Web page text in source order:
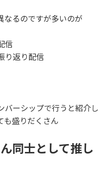
なるのですが多いのが
信
り返り配信
バーシップで行うと紹介し
も盛りだくさん
同士として推し